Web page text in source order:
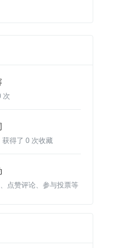
次
获得了 0 次收藏
点赞评论、参与投票等